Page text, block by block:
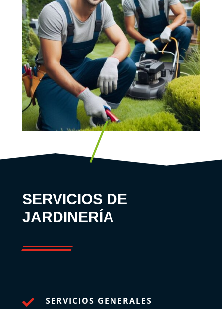
SERVICIOS DE
JARDINERÍA
 SERVICIOS GENERALES